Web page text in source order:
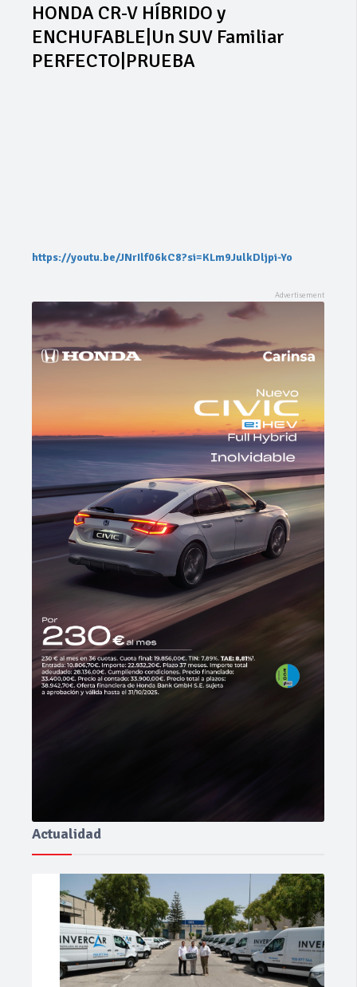
HONDA CR-V HÍBRIDO y
ENCHUFABLE|Un SUV Familiar
PERFECTO|PRUEBA
https://youtu.be/JNrIlf06kC8?si=KLm9JulkDljpi-Yo
Actualidad